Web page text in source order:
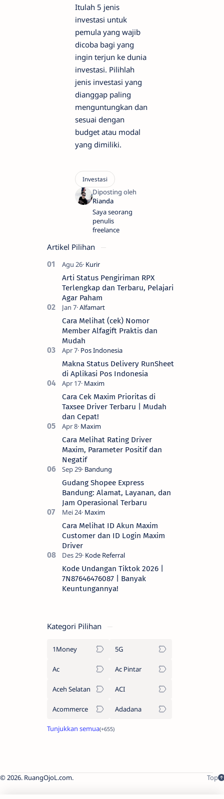
Itulah 5 jenis
investasi untuk
pemula yang wajib
dicoba bagi yang
ingin terjun ke dunia
investasi. Pilihlah
jenis investasi yang
dianggap paling
menguntungkan dan
sesuai dengan
budget atau modal
yang dimiliki.
Saya seorang
penulis
freelance
Artikel Pilihan
Arti Status Pengiriman RPX
Terlengkap dan Terbaru, Pelajari
Agar Paham
Cara Melihat (cek) Nomor
Member Alfagift Praktis dan
Mudah
Makna Status Delivery RunSheet
di Aplikasi Pos Indonesia
Cara Cek Maxim Prioritas di
Taxsee Driver Terbaru | Mudah
dan Cepat!
Cara Melihat Rating Driver
Maxim, Parameter Positif dan
Negatif
Gudang Shopee Express
Bandung: Alamat, Layanan, dan
Jam Operasional Terbaru
Cara Melihat ID Akun Maxim
Customer dan ID Login Maxim
Driver
Kode Undangan Tiktok 2026 |
7N87646476087 | Banyak
Keuntungannya!
Kategori Pilihan
1Money 5G
Ac Ac Pintar
Aceh Selatan ACI
Acommerce Adadana
2026. RuangOjoL.com.